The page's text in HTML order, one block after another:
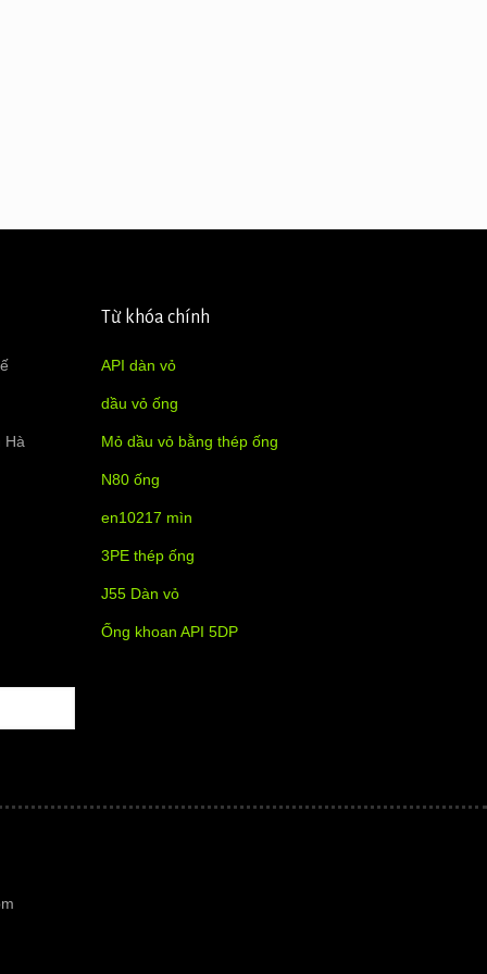
Hà
Từ khóa chính
API dàn vỏ
dầu vỏ ống
Mỏ dầu vỏ bằng thép ống
N80 ống
en10217 mìn
3PE thép ống
J55 Dàn vỏ
Ống khoan API 5DP